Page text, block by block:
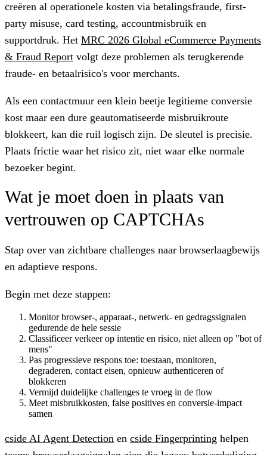
creëren al operationele kosten via betalingsfraude, first-
party misuse, card testing, accountmisbruik en
supportdruk. Het MRC 2026 Global eCommerce Payments
& Fraud Report volgt deze problemen als terugkerende
fraude- en betaalrisico's voor merchants.
Als een contactmuur een klein beetje legitieme conversie
kost maar een dure geautomatiseerde misbruikroute
blokkeert, kan die ruil logisch zijn. De sleutel is precisie.
Plaats frictie waar het risico zit, niet waar elke normale
bezoeker begint.
Wat je moet doen in plaats van
vertrouwen op CAPTCHAs
Stap over van zichtbare challenges naar browserlaagbewijs
en adaptieve respons.
Begin met deze stappen:
Monitor browser-, apparaat-, netwerk- en gedragssignalen
gedurende de hele sessie
Classificeer verkeer op intentie en risico, niet alleen op "bot of
mens"
Pas progressieve respons toe: toestaan, monitoren,
degraderen, contact eisen, opnieuw authenticeren of
blokkeren
Vermijd duidelijke challenges te vroeg in de flow
Meet misbruikkosten, false positives en conversie-impact
samen
cside AI Agent Detection en cside Fingerprinting helpen